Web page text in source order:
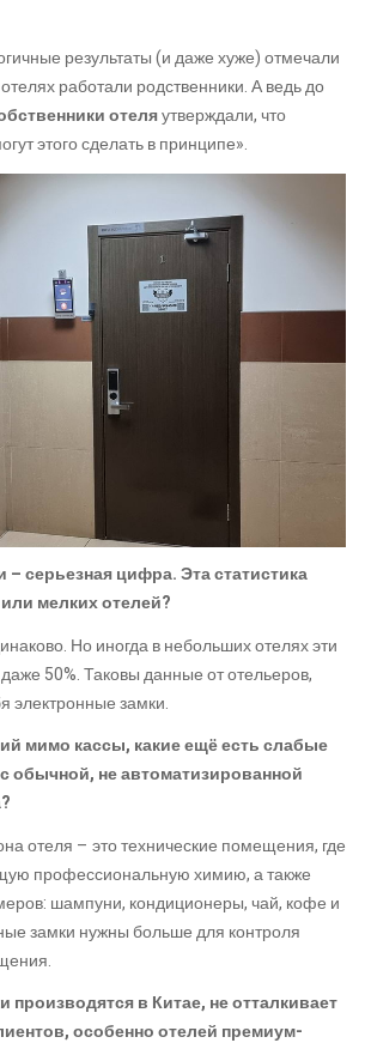
результаты (и даже хуже) отмечали
работали родственники. А ведь до
отеляутверждали, что
этого сделать в принципе».
– серьезная цифра. Эта статистика
мелких отелей?
Но иногда в небольших отелях эти
50%. Таковы данные от отельеров,
электронные замки.
мимо кассы, какие ещё есть слабые
обычной, не автоматизированной
отеля – это технические помещения, где
профессиональную химию, а также
шампуни, кондиционеры, чай, кофе и
замки нужны больше для контроля
производятся в Китае, не отталкивает
особенно отелей премиум-